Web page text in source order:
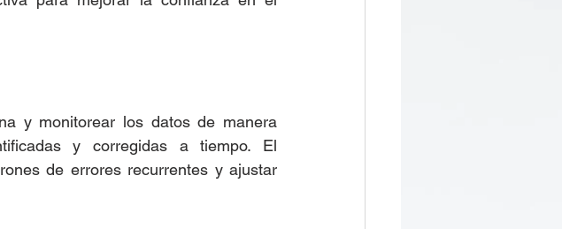
y monitorear los datos de manera
y corregidas a tiempo. El
de errores recurrentes y ajustar